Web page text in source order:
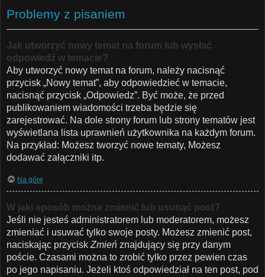
Problemy z pisaniem
Jak utworzyć nowy temat na forum lub wysłać
odpowiedź w temacie?
Aby utworzyć nowy temat na forum, należy nacisnąć
przycisk „Nowy temat”, aby odpowiedzieć w temacie,
nacisnąć przycisk „Odpowiedz”. Być może, że przed
publikowaniem wiadomości trzeba będzie się
zarejestrować. Na dole strony forum lub strony tematów jest
wyświetlana lista uprawnień użytkownika na każdym forum.
Na przykład: Możesz tworzyć nowe tematy, Możesz
dodawać załączniki itp.
Na górę
W jaki sposób można zmienić lub usunąć post?
Jeśli nie jesteś administratorem lub moderatorem, możesz
zmieniać i usuwać tylko swoje posty. Możesz zmienić post,
naciskając przycisk Zmień znajdujący się przy danym
poście. Czasami można to zrobić tylko przez pewien czas
po jego napisaniu. Jeżeli ktoś odpowiedział na ten post, pod